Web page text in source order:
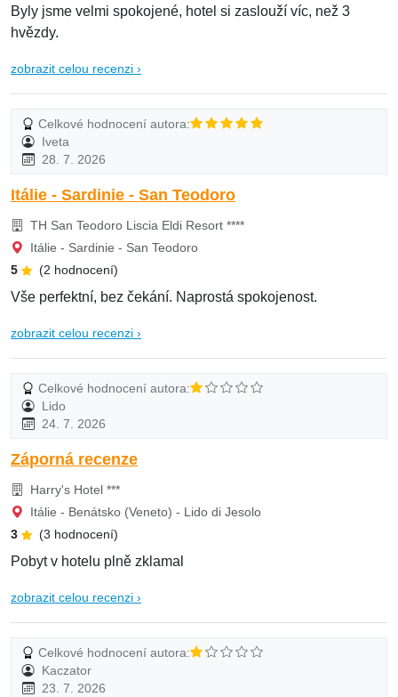
Byly jsme velmi spokojené, hotel si zaslouží víc, než 3
hvězdy.
zobrazit celou recenzi ›
Celkové hodnocení autora:
Iveta
28. 7. 2026
Itálie - Sardinie - San Teodoro
TH San Teodoro Liscia Eldi Resort ****
Itálie - Sardinie - San Teodoro
5
(2 hodnocení)
Vše perfektní, bez čekání. Naprostá spokojenost.
zobrazit celou recenzi ›
Celkové hodnocení autora:
Lido
24. 7. 2026
Záporná recenze
Harry's Hotel ***
Itálie - Benátsko (Veneto) - Lido di Jesolo
3
(3 hodnocení)
Pobyt v hotelu plně zklamal
zobrazit celou recenzi ›
Celkové hodnocení autora:
Kaczator
23. 7. 2026